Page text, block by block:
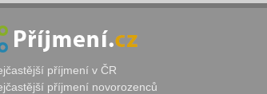
příjmení v ČR
příjmení novorozenců